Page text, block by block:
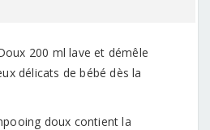
200 ml lave et démêle
délicats de bébé dès la
doux contient la